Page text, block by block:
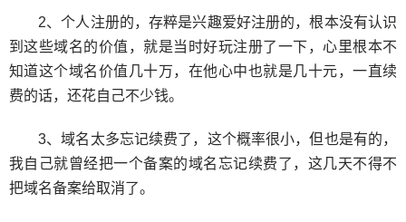
2、个人注册的，存粹是兴趣爱好注册的，根本没有认识
到这些域名的价值，就是当时好玩注册了一下，心里根本不
知道这个域名价值几十万，在他心中也就是几十元，一直续
费的话，还花自己不少钱。
3、域名太多忘记续费了，这个概率很小，但也是有的，
我自己就曾经把一个备案的域名忘记续费了，这几天不得不
把域名备案给取消了。